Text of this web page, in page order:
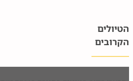
הטיולים
הקרובים​